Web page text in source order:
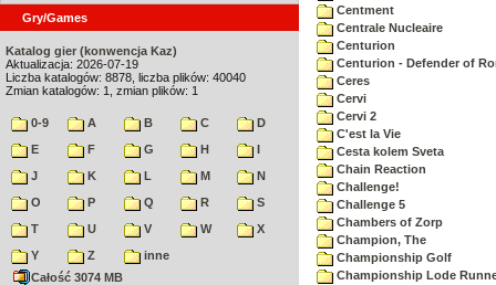
Gry/Games
Katalog gier (konwencja Kaz)
Aktualizacja: 2026-07-19
Liczba katalogów: 8878, liczba plików: 40040
Zmian katalogów: 1, zmian plików: 1
0-9 A B C
D
E
F G H
I
J
K L M
N
O
P Q R
S
T
U V W
X
Y
Z
inne
Całość 3074 MB
Centment
Centrale Nucleaire
Centurion
Centurion - Defender of
Ceres
Cervi
Cervi 2
C'est la Vie
Cesta kolem Sveta
Chain Reaction
Challenge!
Challenge 5
Chambers of Zorp
Champion, The
Championship Golf
Championship Lode